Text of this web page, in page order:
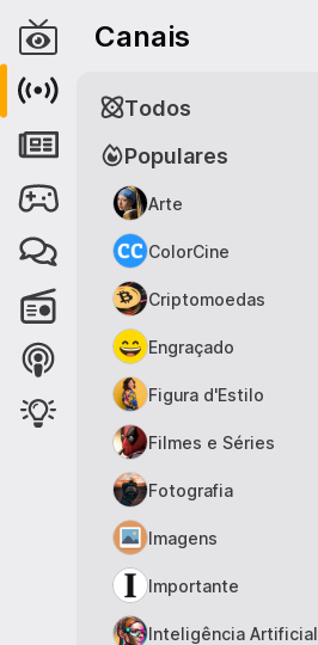
Canais
Populares
Arte
ColorCine
Criptomoedas
Engraçado
Figura d'Estilo
Filmes e Séries
Fotografia
Imagens
Importante
Inteligência Artificial
Todos